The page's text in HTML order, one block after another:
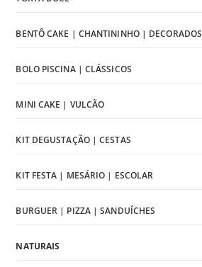
BENTÔ CAKE | CHANTININHO | DECORADOS
BOLO PISCINA | CLÁSSICOS
MINI CAKE | VULCÃO
KIT DEGUSTAÇÃO | CESTAS
KIT FESTA | MESÁRIO | ESCOLAR
BURGUER | PIZZA | SANDUÍCHES
NATURAIS